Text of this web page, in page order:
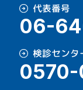
代表番号
06-
検診センタ